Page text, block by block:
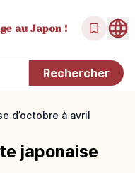
au Japon !
d’octobre à avril
japonaise